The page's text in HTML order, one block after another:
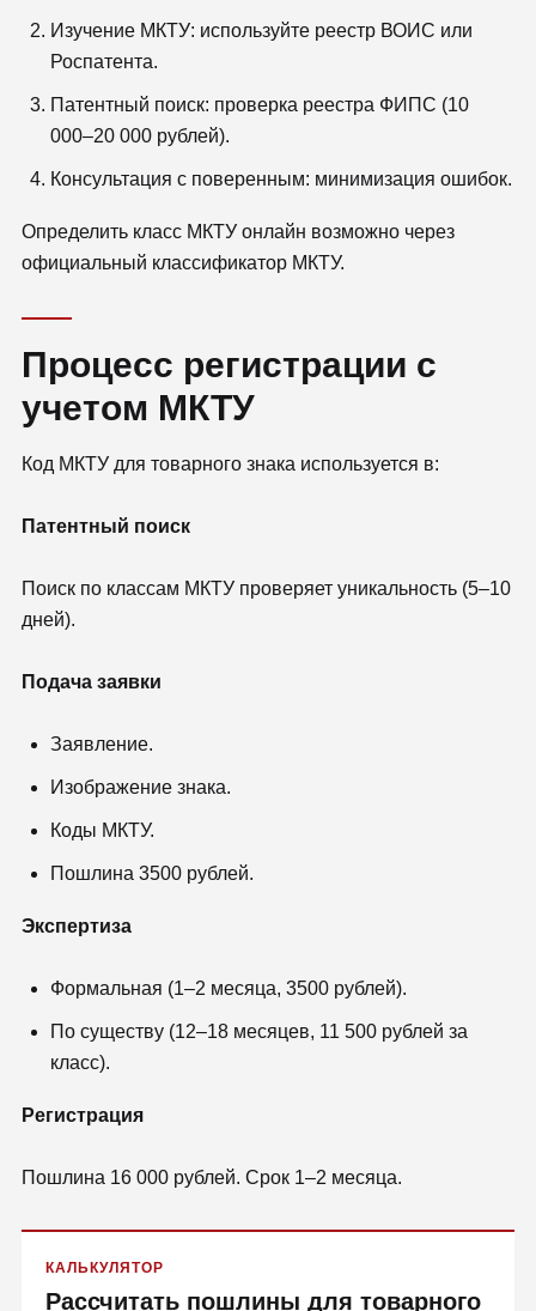
Изучение МКТУ: используйте реестр ВОИС или
Роспатента.
Патентный поиск: проверка реестра ФИПС (10
000–20 000 рублей).
Консультация с поверенным: минимизация ошибок.
Определить класс МКТУ онлайн возможно через
официальный классификатор МКТУ.
Процесс регистрации с
учетом МКТУ
Код МКТУ для товарного знака используется в:
Патентный поиск
Поиск по классам МКТУ проверяет уникальность (5–10
дней).
Подача заявки
Заявление.
Изображение знака.
Коды МКТУ.
Пошлина 3500 рублей.
Экспертиза
Формальная (1–2 месяца, 3500 рублей).
По существу (12–18 месяцев, 11 500 рублей за
класс).
Регистрация
Пошлина 16 000 рублей. Срок 1–2 месяца.
КАЛЬКУЛЯТОР
Рассчитать пошлины для товарного